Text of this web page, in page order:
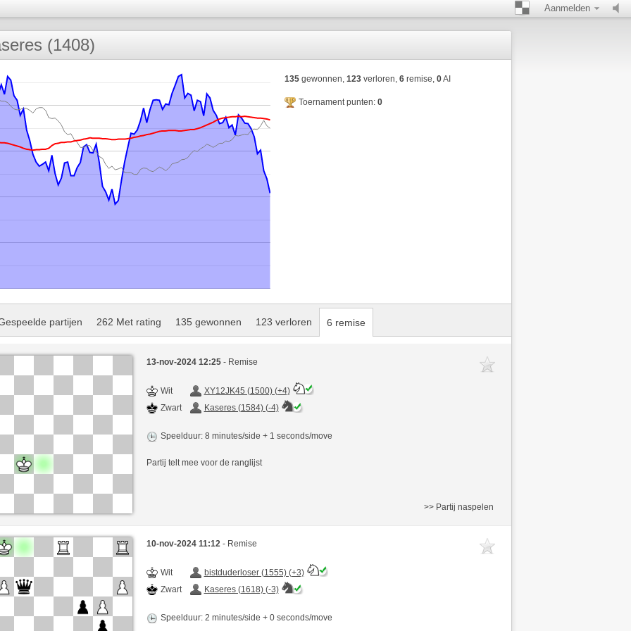
Aanmelden
(1408)
135gewonnen, 123verloren, 6remise, 0AI
Toernament punten: 0
partijen 262 Met rating 135 gewonnen 123 verloren 6 remise
13-nov-2024 12:25 - Remise
Wit
XY12JK45 (1500) (+4)
Zwart
Kaseres (1584) (-4)
Speelduur: 8 minutes/side + 1 seconds/move
Partij telt mee voor de ranglijst
>> Partij naspelen
10-nov-2024 11:12 - Remise
Wit
bistduderloser (1555) (+3)
Zwart
Kaseres (1618) (-3)
Speelduur: 2 minutes/side + 0 seconds/move